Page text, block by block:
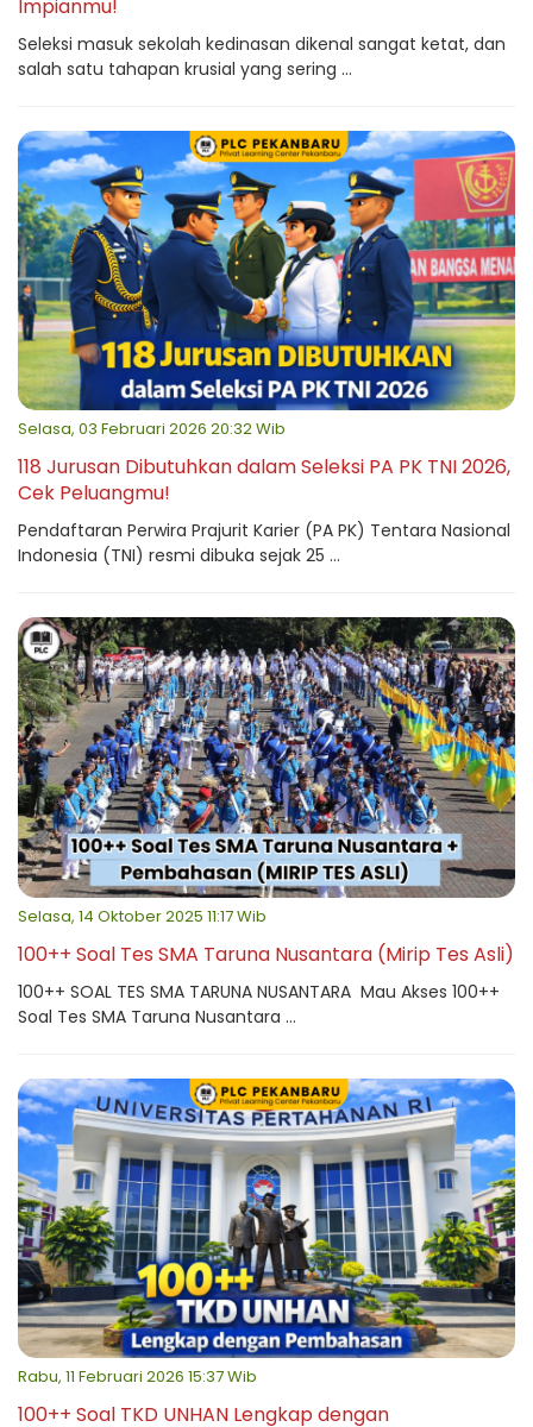
Impianmu!
Seleksi masuk sekolah kedinasan dikenal sangat ketat, dan
salah satu tahapan krusial yang sering ...
Selasa, 03 Februari 2026 20:32 Wib
118 Jurusan Dibutuhkan dalam Seleksi PA PK TNI 2026,
Cek Peluangmu!
Pendaftaran Perwira Prajurit Karier (PA PK) Tentara Nasional
Indonesia (TNI) resmi dibuka sejak 25 ...
Selasa, 14 Oktober 2025 11:17 Wib
100++ Soal Tes SMA Taruna Nusantara (Mirip Tes Asli)
100++ SOAL TES SMA TARUNA NUSANTARA Mau Akses 100++
Soal Tes SMA Taruna Nusantara ...
Rabu, 11 Februari 2026 15:37 Wib
100++ Soal TKD UNHAN Lengkap dengan